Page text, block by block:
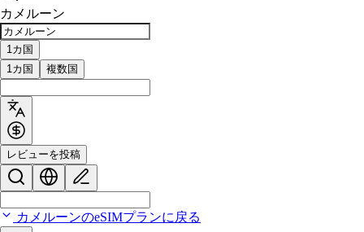
カメルーン
1カ国
1カ国
複数国
レビューを投稿
カメルーンのeSIMプランに戻る